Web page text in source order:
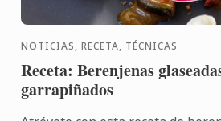
NOTICIAS, RECETA, TÉCNICAS
Receta: Berenjenas
garrapiñados